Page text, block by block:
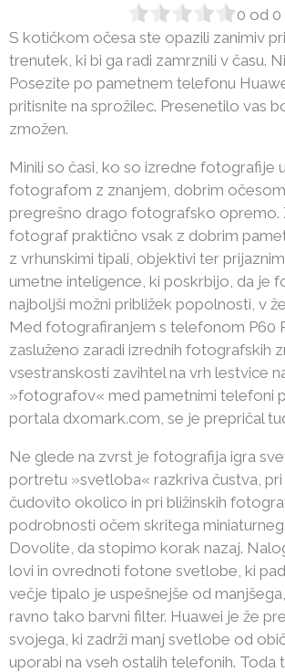
0 od 0
S kotičkom očesa ste opazili zanimiv
trenutek, ki bi ga radi zamrznili v času.
Posezite po pametnem telefonu
pritisnite na sprožilec. Presenetilo vas
zmožen.
Minili so časi, ko so izredne fotografije
fotografom z znanjem, dobrim
pregrešno drago fotografsko opremo.
fotograf praktično vsak z dobrim
z vrhunskimi tipali, objektivi ter
umetne inteligence, ki poskrbijo, da je
najboljši možni približek popolnosti, v
Med fotografiranjem s telefonom P60
zasluženo zaradi izrednih fotografskih
vsestranskosti zavihtel na vrh lestvice
»fotografov« med pametnimi telefoni
portala dxomark.com, se je prepričal
Ne glede na zvrst je fotografija igra
portretu »svetloba« razkriva čustva,
čudovito okolico in pri bližinskih
podrobnosti očem skritega
Dovolite, da stopimo korak nazaj.
lovi in ovrednoti fotone svetlobe, ki
večje tipalo je uspešnejše od
ravno tako barvni filter. Huawei je že
svojega, ki zadrži manj svetlobe od
uporabi na vseh ostalih telefonih. Toda